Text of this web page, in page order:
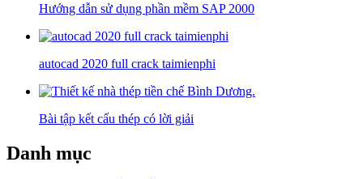
Hướng dẫn sử dụng phần mềm SAP 2000
autocad 2020 full crack taimienphi
Bài tập kết cấu thép có lời giải
Danh mục